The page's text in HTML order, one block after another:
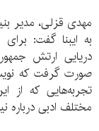
مهدی قزلی، مدیر
به ایبنا گفت:
دریایی ارتش
صورت گرفت که
تجربه‌هایی که از
مختلف ادبی درباره